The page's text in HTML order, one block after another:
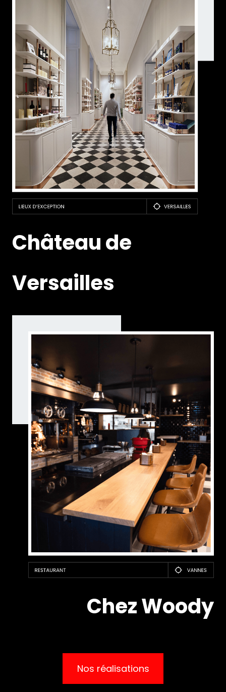
Château de
Versailles
Chez Woody
Nos réalisations